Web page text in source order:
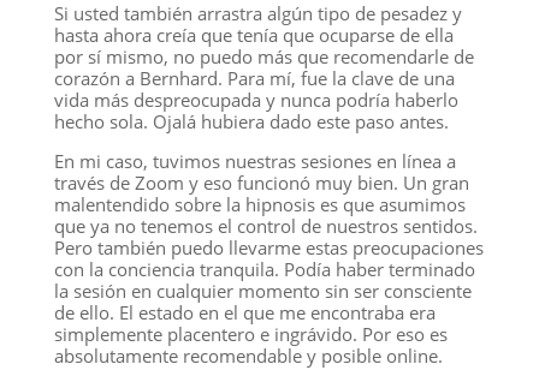
Si usted también arrastra algún tipo de pesadez y
hasta ahora creía que tenía que ocuparse de ella
por sí mismo, no puedo más que recomendarle de
corazón a Bernhard. Para mí, fue la clave de una
vida más despreocupada y nunca podría haberlo
hecho sola. Ojalá hubiera dado este paso antes.
En mi caso, tuvimos nuestras sesiones en línea a
través de Zoom y eso funcionó muy bien. Un gran
malentendido sobre la hipnosis es que asumimos
que ya no tenemos el control de nuestros sentidos.
Pero también puedo llevarme estas preocupaciones
con la conciencia tranquila. Podía haber terminado
la sesión en cualquier momento sin ser consciente
de ello. El estado en el que me encontraba era
simplemente placentero e ingrávido. Por eso es
absolutamente recomendable y posible online.